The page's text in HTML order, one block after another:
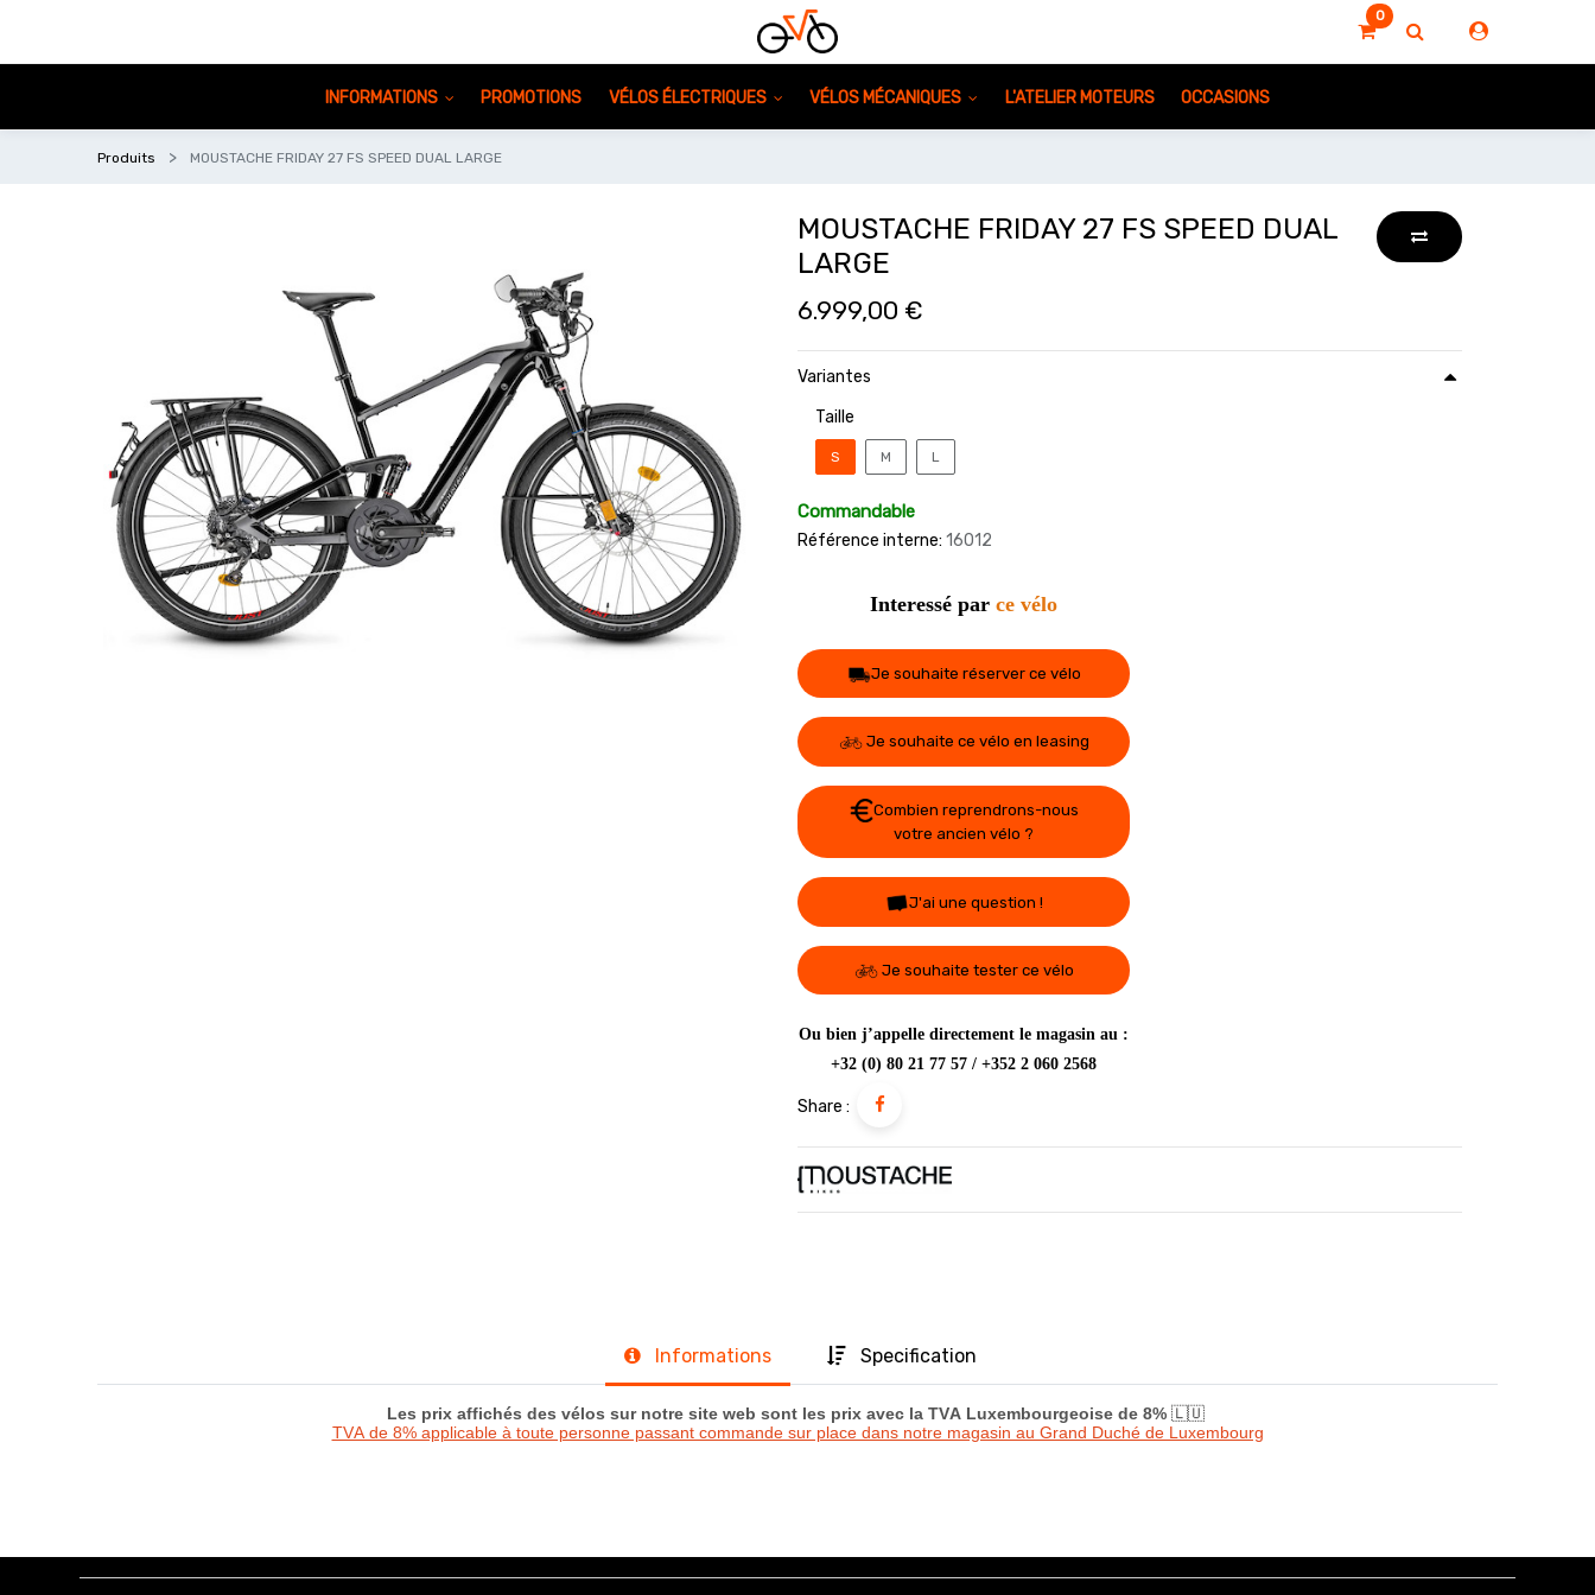
0
INFORMATIONS PROMOTIONS VÉLOS ÉLECTRIQUES VÉLOS MÉCANIQUES L'ATELIER MOTEURS OCCASIONS
Produits MOUSTACHE FRIDAY 27 FS SPEED DUAL LARGE
MOUSTACHE FRIDAY 27 FS SPEED DUAL
LARGE
6.999,00 €
Variantes
Taille
S M L
Commandable
Référence interne: 16012
Interessé par ce vélo
Je souhaite réserver ce vélo
Je souhaite ce vélo en leasing
Combien reprendrons-nous
votre ancien vélo ?
J'ai une question !
Je souhaite tester ce vélo
Ou bien j’appelle directement le magasin au :
+32 (0) 80 21 77 57 / +352 2 060 2568
Share :
Informations Specification
Les prix affichés des vélos sur notre site web sont les prix avec la TVA Luxembourgeoise de 8% 🇱🇺
TVA de 8% applicable à toute personne passant commande sur place dans notre magasin au Grand Duché de Luxembourg